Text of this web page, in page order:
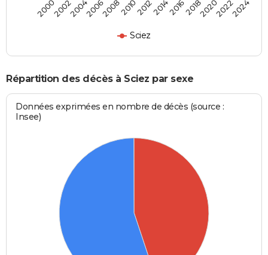
Sciez
2000200220042006200820102012201420162018202020222024
Répartition des décès à Sciez par sexe
Données exprimées en nombre de décès (source :
Insee)